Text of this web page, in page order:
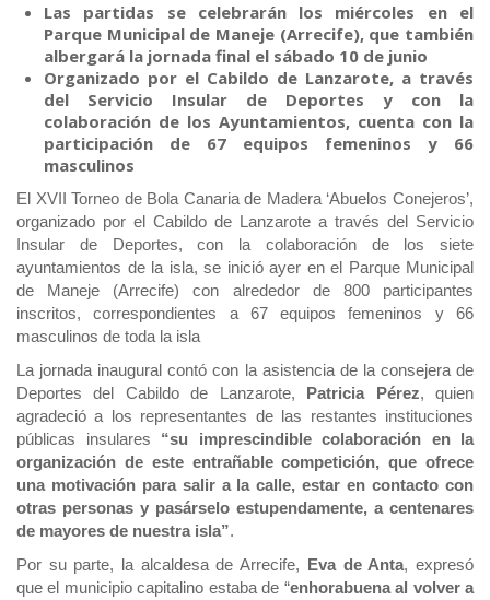
Las partidas se celebrarán los miércoles en el
Parque Municipal de Maneje (Arrecife), que también
albergará la jornada final el sábado 10 de junio
Organizado por el Cabildo de Lanzarote, a través
del Servicio Insular de Deportes y con la
colaboración de los Ayuntamientos, cuenta con la
participación de 67 equipos femeninos y 66
masculinos
El XVII Torneo de Bola Canaria de Madera ‘Abuelos Conejeros’,
organizado por el Cabildo de Lanzarote a través del Servicio
Insular de Deportes, con la colaboración de los siete
ayuntamientos de la isla, se inició ayer en el Parque Municipal
de Maneje (Arrecife) con alrededor de 800 participantes
inscritos, correspondientes a 67 equipos femeninos y 66
masculinos de toda la isla
La jornada inaugural contó con la asistencia de la consejera de
Deportes del Cabildo de Lanzarote, Patricia Pérez, quien
agradeció a los representantes de las restantes instituciones
públicas insulares “su imprescindible colaboración en la
organización de este entrañable competición, que ofrece
una motivación para salir a la calle, estar en contacto con
otras personas y pasárselo estupendamente, a centenares
de mayores de nuestra isla”.
Por su parte, la alcaldesa de Arrecife, Eva de Anta, expresó
que el municipio capitalino estaba de “enhorabuena al volver a